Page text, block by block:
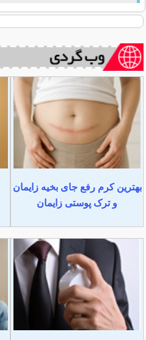
بهترین کرم رفع جای بخیه زایمان
و ترک پوستی زایمان